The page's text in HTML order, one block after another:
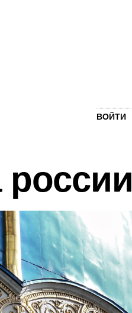
ВОЙТИ
россии